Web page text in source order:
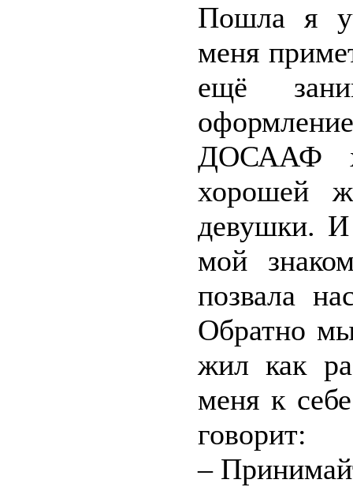
Пошла я
меня
ещё
ДОСААФ
хорошей
девушки. И
мой
позвала
Обратно
жил как
меня к
говорит:
–